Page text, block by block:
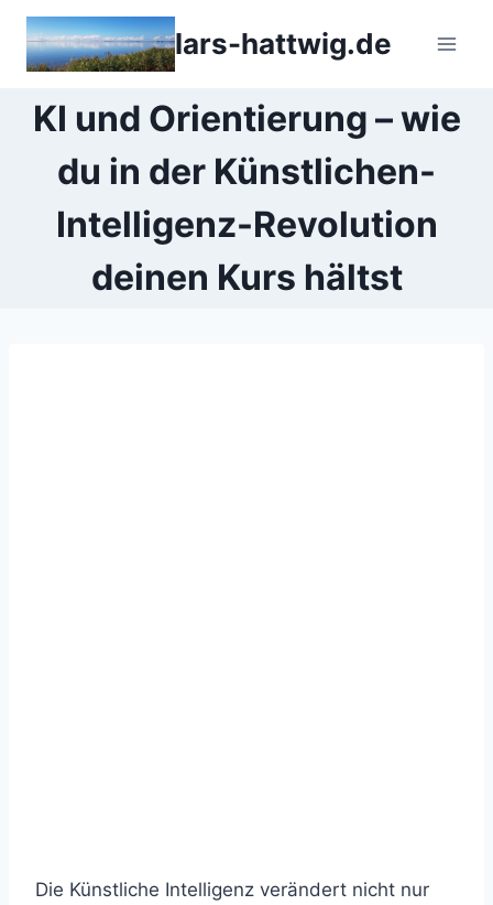
Zum
Inhalt
springen
lars-hattwig.de
KI und Orientierung – wie
du in der Künstlichen-
Intelligenz-Revolution
deinen Kurs hältst
Die Künstliche Intelligenz verändert nicht nur